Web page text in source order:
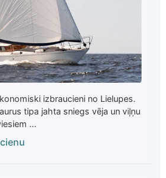
izbraucieni no Lielupes.
tipa jahta sniegs vēja un viļņu
...